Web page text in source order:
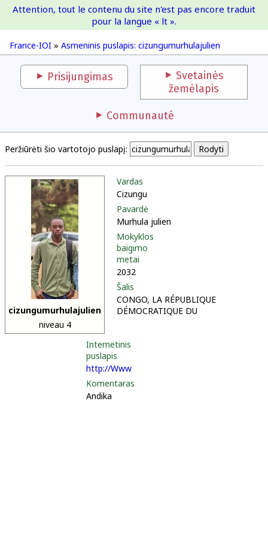
France-IOI
France-IOI » Asmeninis puslapis: cizungumurhulajulien
Attention, tout le contenu du site n'est pas encore traduit
pour la langue « lt ».
Prisijungimas
Svetainės
žemėlapis
Communauté
Peržiūrėti šio vartotojo puslapį:
cizungumurhulajulien
niveau 4
Vardas
Cizungu
Pavardė
Murhula julien
Mokyklos
baigimo
metai
2032
Šalis
CONGO, LA RÉPUBLIQUE
DÉMOCRATIQUE DU
Internetinis
puslapis
http://Www
Komentaras
Andika